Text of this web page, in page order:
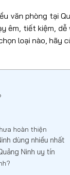
văn phòng tại
êm, tiết kiệm, dễ
loại nào, hãy
hoàn thiện
dùng nhiều nhất
Ninh uy tín